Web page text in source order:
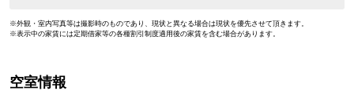
※外観・室内写真等は撮影時のものであり、現状と異なる場合は現状を優先させて頂きます。
※表示中の家賃には定期借家等の各種割引制度適用後の家賃を含む場合があります。
空室情報